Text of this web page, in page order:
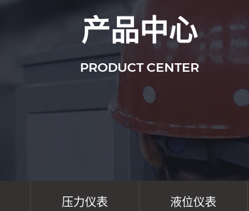
产品中心
PRODUCT CENTER
压力仪表 液位仪表